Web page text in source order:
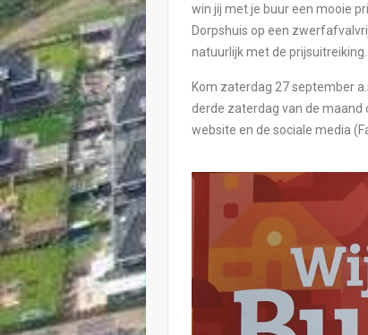
win jij met je buur een mooie
Dorpshuis op een
natuurlijk met de prijsuitreiking.
Kom zaterdag 27 september
derde zaterdag van de maand
website en de sociale media